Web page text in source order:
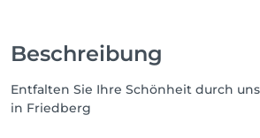
Beschreibung
Entfalten Sie Ihre Schönheit durch
in Friedberg